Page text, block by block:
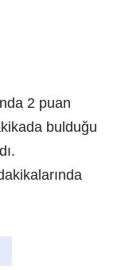
2 puan
bulduğu